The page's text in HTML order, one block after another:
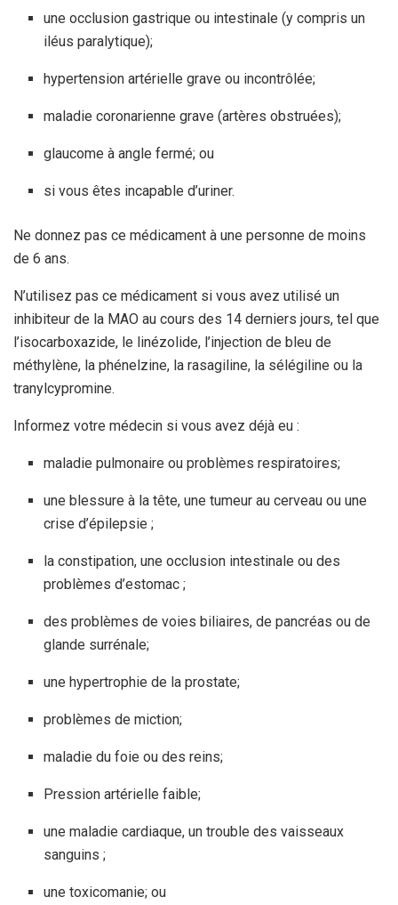
une occlusion gastrique ou intestinale (y compris un
iléus paralytique);
hypertension artérielle grave ou incontrôlée;
maladie coronarienne grave (artères obstruées);
glaucome à angle fermé; ou
si vous êtes incapable d’uriner.
Ne donnez pas ce médicament à une personne de moins
de 6 ans.
N’utilisez pas ce médicament si vous avez utilisé un
inhibiteur de la MAO au cours des 14 derniers jours, tel que
l’isocarboxazide, le linézolide, l’injection de bleu de
méthylène, la phénelzine, la rasagiline, la sélégiline ou la
tranylcypromine.
Informez votre médecin si vous avez déjà eu :
maladie pulmonaire ou problèmes respiratoires;
une blessure à la tête, une tumeur au cerveau ou une
crise d’épilepsie ;
la constipation, une occlusion intestinale ou des
problèmes d’estomac ;
des problèmes de voies biliaires, de pancréas ou de
glande surrénale;
une hypertrophie de la prostate;
problèmes de miction;
maladie du foie ou des reins;
Pression artérielle faible;
une maladie cardiaque, un trouble des vaisseaux
sanguins ;
une toxicomanie; ou